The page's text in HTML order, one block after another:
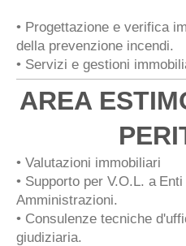
• Progettazione e verifica
della prevenzione incendi.
• Servizi e gestioni
AREA
• Valutazioni immobiliari
• Supporto per V.O.L. a
Amministrazioni.
• Consulenze tecniche
giudiziaria.